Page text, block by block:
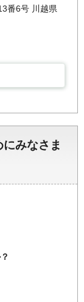
番6号 川越県
みなさま